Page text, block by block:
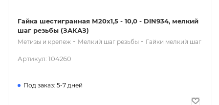
Гайка шестигранная М20x1,5 - 10,0 - DIN934, мелкий
шаг резьбы (ЗАКАЗ)
Метизы и крепеж - Мелкий шаг резьбы - Гайки мелкий шаг
Артикул: 104260
Под заказ: 5-7 дней